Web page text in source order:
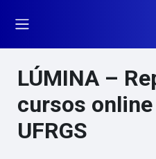
LÚMINA –
cursos
UFRGS